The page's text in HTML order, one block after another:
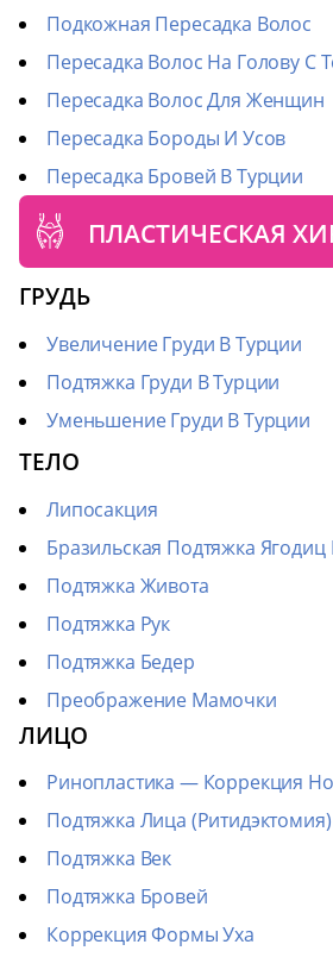
Подкожная Пересадка Волос
Пересадка Волос На Голову С
Пересадка Волос Для Женщин
Пересадка Бороды И Усов
Пересадка Бровей В Турции
ПЛАСТИЧЕСКАЯ
ГРУДЬ
Увеличение Груди В Турции
Подтяжка Груди В Турции
Уменьшение Груди В Турции
ТЕЛО
Липосакция
Бразильская Подтяжка Ягодиц
Подтяжка Живота
Подтяжка Рук
Подтяжка Бедер
Преображение Мамочки
ЛИЦО
Ринопластика — Коррекция
Подтяжка Лица (Ритидэктомия)
Подтяжка Век
Подтяжка Бровей
Коррекция Формы Уха